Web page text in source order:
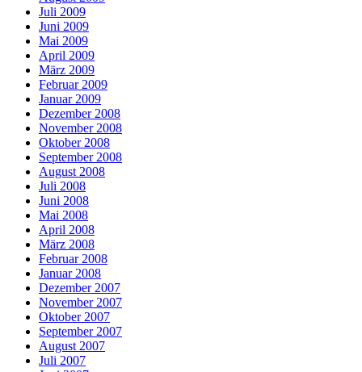
Juli 2009
Juni 2009
Mai 2009
April 2009
März 2009
Februar 2009
Januar 2009
Dezember 2008
November 2008
Oktober 2008
September 2008
August 2008
Juli 2008
Juni 2008
Mai 2008
April 2008
März 2008
Februar 2008
Januar 2008
Dezember 2007
November 2007
Oktober 2007
September 2007
August 2007
Juli 2007